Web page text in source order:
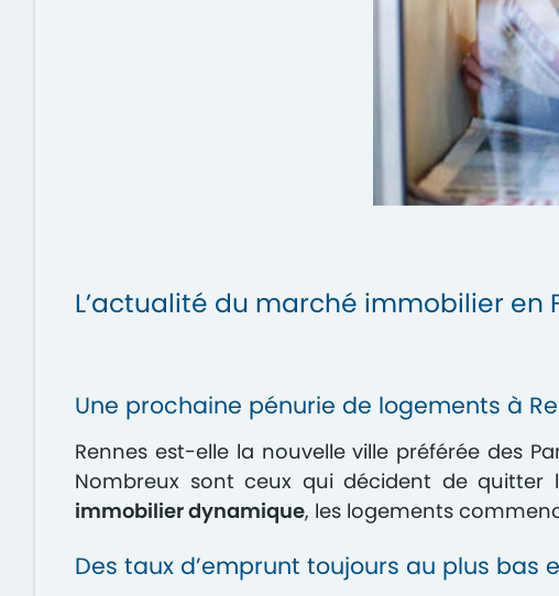
L’actualité du marché immobilier en
Une prochaine pénurie de logements à
Rennes est-elle la nouvelle ville préférée des
Nombreux sont ceux qui décident de quitter
immobilier dynamique, les logements
Des taux d’emprunt toujours au plus bas